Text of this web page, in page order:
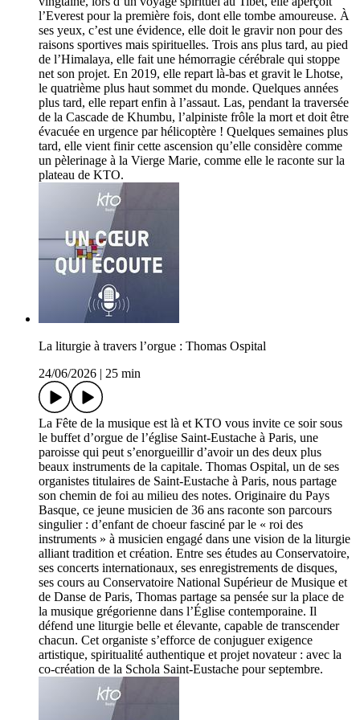
l’Everest pour la première fois, dont elle tombe amoureuse. À
ses yeux, c’est une évidence, elle doit le gravir non pour des
raisons sportives mais spirituelles. Trois ans plus tard, au pied
de l’Himalaya, elle fait une hémorragie cérébrale qui stoppe
net son projet. En 2019, elle repart là-bas et gravit le Lhotse,
le quatrième plus haut sommet du monde. Quelques années
plus tard, elle repart enfin à l’assaut. Las, pendant la traversée
de la Cascade de Khumbu, l’alpiniste frôle la mort et doit être
évacuée en urgence par hélicoptère ! Quelques semaines plus
tard, elle vient finir cette ascension qu’elle considère comme
un pèlerinage à la Vierge Marie, comme elle le raconte sur la
plateau de KTO.
La liturgie à travers l’orgue : Thomas Ospital
24/06/2026
25 min
La Fête de la musique est là et KTO vous invite ce soir sous
le buffet d’orgue de l’église Saint-Eustache à Paris, une
paroisse qui peut s’enorgueillir d’avoir un des deux plus
beaux instruments de la capitale. Thomas Ospital, un de ses
organistes titulaires de Saint-Eustache à Paris, nous partage
son chemin de foi au milieu des notes. Originaire du Pays
Basque, ce jeune musicien de 36 ans raconte son parcours
singulier : d’enfant de choeur fasciné par le « roi des
instruments » à musicien engagé dans une vision de la liturgie
alliant tradition et création. Entre ses études au Conservatoire,
ses concerts internationaux, ses enregistrements de disques,
ses cours au Conservatoire National Supérieur de Musique et
de Danse de Paris, Thomas partage sa pensée sur la place de
la musique grégorienne dans l’Église contemporaine. Il
défend une liturgie belle et élevante, capable de transcender
chacun. Cet organiste s’efforce de conjuguer exigence
artistique, spiritualité authentique et projet novateur : avec la
co-création de la Schola Saint-Eustache pour septembre.